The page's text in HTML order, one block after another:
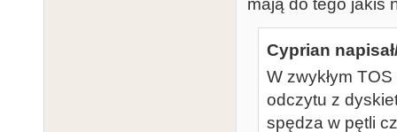
mają do tego jakiś
Cyprian
W zwykłym
odczytu z
spędza w pętli